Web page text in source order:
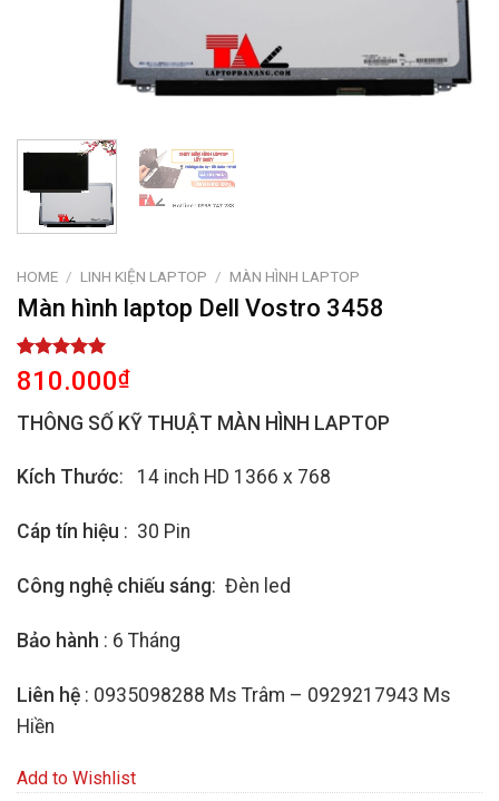
HOME / LINH KIỆN LAPTOP / MÀN HÌNH LAPTOP
Màn hình laptop Dell Vostro 3458
Rated
5.00
out of 5
based on
1
customer
810.000₫
THÔNG SỐ KỸ THUẬT MÀN HÌNH LAPTOP
Kích Thước: 14 inch HD 1366 x 768
Cáp tín hiệu : 30 Pin
Công nghệ chiếu sáng: Đèn led
Bảo hành : 6 Tháng
Liên hệ : 0935098288 Ms Trâm – 0929217943 Ms
Hiền
Add to Wishlist